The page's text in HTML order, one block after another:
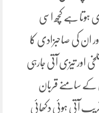
ہوتا ہے کچھ اسی
کی صاحبزادی کا
اور تیزی آتی جارہی
کے سامنے قربان
آتی ہوئی دکھائی